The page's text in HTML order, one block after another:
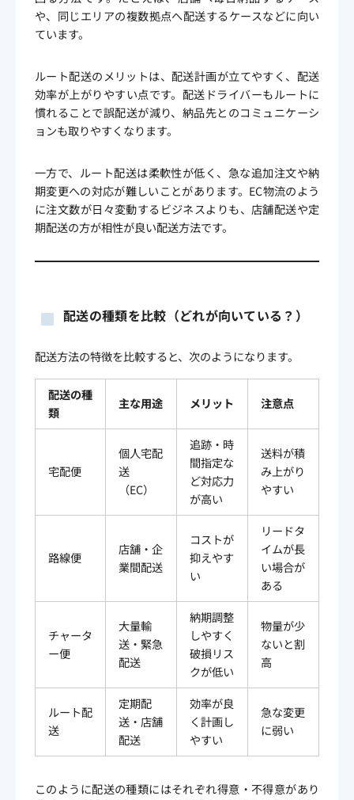
や、同じエリアの複数拠点へ配送するケースなどに向い
ています。
ルート配送のメリットは、配送計画が立てやすく、配送
効率が上がりやすい点です。配送ドライバーもルートに
慣れることで誤配送が減り、納品先とのコミュニケーシ
ョンも取りやすくなります。
一方で、ルート配送は柔軟性が低く、急な追加注文や納
期変更への対応が難しいことがあります。EC物流のよう
に注文数が日々変動するビジネスよりも、店舗配送や定
期配送の方が相性が良い配送方法です。
配送の種類を比較（どれが向いている？）
配送方法の特徴を比較すると、次のようになります。​​
配送の種
類
主な用途 メリット 注意点
宅配便
個人宅配
送
（EC）
追跡・時
間指定な
ど対応力
が高い
送料が積
み上がり
やすい
路線便
店舗・企
業間配送
コストが
抑えやす
い
リードタ
イムが長
い場合が
ある
チャータ
ー便
大量輸
送・緊急
配送
納期調整
しやすく
破損リス
クが低い
物量が少
ないと割
高
ルート配
送
定期配
送・店舗
配送
効率が良
く計画し
やすい
急な変更
に弱い
このように配送の種類にはそれぞれ得意・不得意があり